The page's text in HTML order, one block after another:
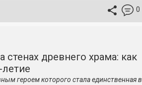
0
стенах древнего храма: как
героем которого стала единственная в